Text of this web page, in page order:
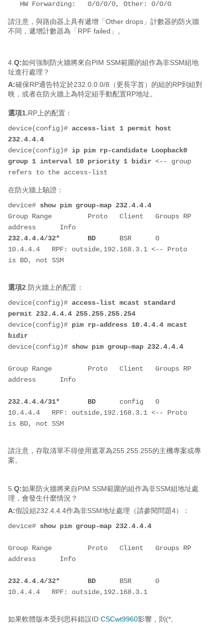
HW Forwarding:   0/0/0/0, Other: 0/0/0
請注意，與路由器上具有遞增「Other drops」計數器的防火牆
不同，遞增計數器為「RPF failed」。
4. Q:如何強制防火牆將來自PIM SSM範圍的組作為非SSM組地
址進行處理？
A:確保RP通告特定於232.0.0.0/8（更長字首）的組的RP到組對
映，或者在防火牆上為特定組手動配置RP地址。
選項1.RP上的配置：
device(config)# access-list 1 permit host
232.4.4.4
device(config)# ip pim rp-candidate Loopback0
group 1 interval 10 priority 1 bidir <-- group
refers to the access-list
在防火牆上驗證：
device# show pim group-map 232.4.4.4
Group Range         Proto   Client   Groups RP
232.4.4.4/32*       BD
BSR      0
10.4.4.4   RPF: outside,192.168.3.1 <-- Proto
is BD, not SSM
選項2 .防火牆上的配置：
device(config)# access-list mcast standard
permit 232.4.4.4 255.255.255.254
device(config)# pim rp-address 10.4.4.4 mcast
bidir
device(config)# show pim group-map 232.4.4.4
Group Range         Proto   Client   Groups RP
address      Info
232.4.4.4/31* BD config   0
10.4.4.4   RPF: outside,192.168.3.1 <-- Proto
is BD, not SSM
請注意，存取清單不得使用遮罩為255.255.255的主機專案或專
案。
5. Q:如果防火牆將來自PIM SSM範圍的組作為非SSM組地址處
理，會發生什麼情況？
A:假設組232.4.4.4作為非SSM地址處理（請參閱問題4）：
device# show pim group-map 232.4.4.4
Group Range         Proto   Client   Groups RP
address      Info
232.4.4.4/32*       BD BSR      0
10.4.4.4   RPF: outside,192.168.3.1
如果軟體版本受到思科錯誤ID CSCwt9960影響，則(*,